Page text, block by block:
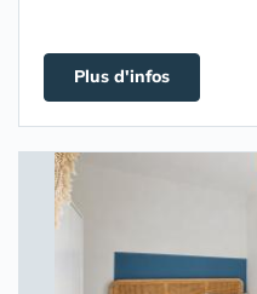
Plus d'infos